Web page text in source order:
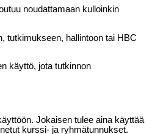
noudattamaan kulloinkin
tutkimukseen, hallintoon tai HBC
käyttö, jota tutkinnon
Jokaisen tulee aina käyttää
kurssi- ja ryhmätunnukset.